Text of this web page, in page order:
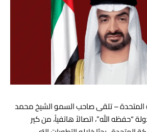
المتحدة – تلقى صاحب السموالشيخ محمد
“حفظه الله”، اتصالاً هاتفياً، من كير